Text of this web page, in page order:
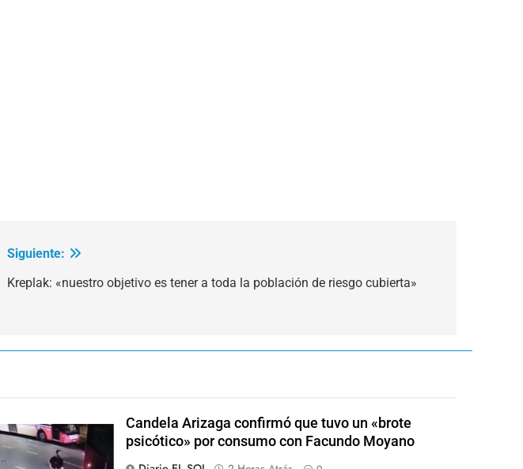
Siguiente:
Kreplak: «nuestro objetivo es tener a toda la población de riesgo cubierta»
Candela Arizaga confirmó que tuvo un «brote
psicótico» por consumo con Facundo Moyano